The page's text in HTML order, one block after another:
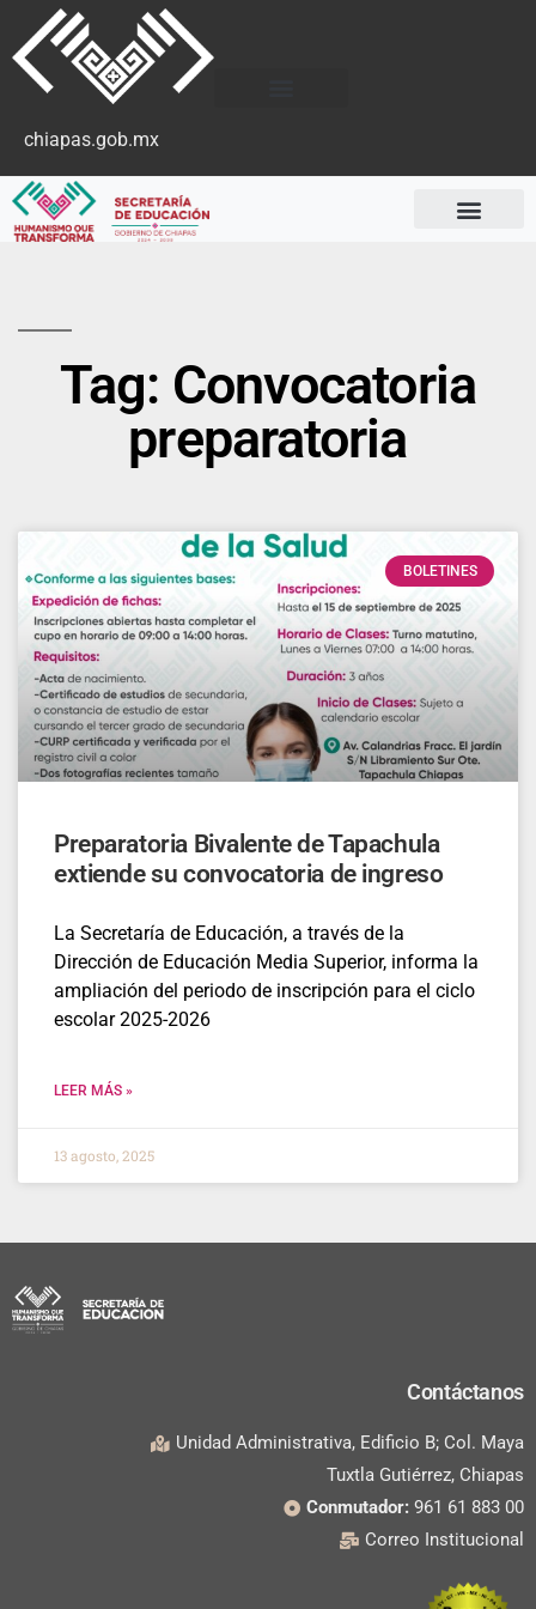
chiapas.gob.mx
Tag: Convocatoria
preparatoria
BOLETINES
Preparatoria Bivalente de Tapachula
extiende su convocatoria de ingreso
La Secretaría de Educación, a través de la
Dirección de Educación Media Superior, informa la
ampliación del periodo de inscripción para el ciclo
escolar 2025-2026
LEER MÁS »
13 agosto, 2025
Contáctanos
Unidad Administrativa, Edificio B; Col. Maya
Tuxtla Gutiérrez, Chiapas
Conmutador: 961 61 883 00
Correo Institucional